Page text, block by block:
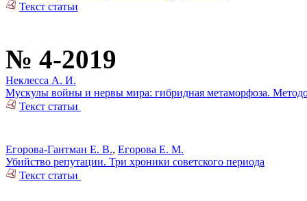
Текст статьи
№ 4-2019
Неклесса А. И.
Мускулы войны и нервы мира: гибридная метаморфоза.
Текст статьи
Егорова-Гантман Е. В., Егорова Е. М.
Убийство репутации. Три хроники советского периода
Текст статьи